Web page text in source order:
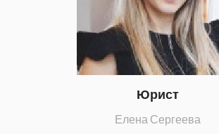
Юрист
Елена Сергеева